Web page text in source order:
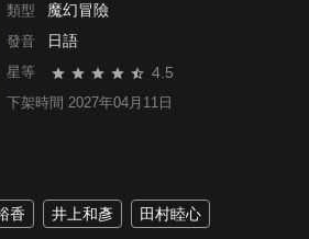
類型 魔幻冒險
發音 日語
星等 4.5
下架時間 2027年04月11日
香 井上和彥 田村睦心